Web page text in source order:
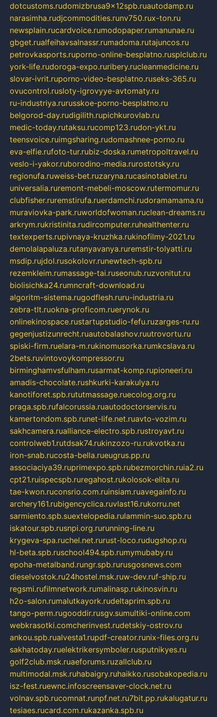
dotcustoms.rudomizbrusa9x12spb.ruautodamp.ru
narasimha.rudjcommodities.runv750.rux-ton.ru
newsplain.rucardvoice.rumodopaper.rumanunae.ru
gbget.rualfeihavsalnassr.rumadoma.rutajuncos.ru
petrovkasports.ruporno-online-besplatno.rusplclub.ru
york-life.rudoroga-expo.ruribery.rucleanmedicine.ru
slovar-ivrit.ruporno-video-besplatno.ruseks-365.ru
ovucontrol.rusloty-igrovyye-avtomaty.ru
ru-industriya.rurusskoe-porno-besplatno.ru
belgorod-day.rudigilith.rupichkurovlab.ru
medic-today.rutaksu.rucomp123.rudon-ykt.ru
teensvoice.ruimgsharing.rudomashnee-porno.ru
eva-elfie.rufoto-tur.rubiz-doska.rumetropoltravel.ru
veslo-i-yakor.ruborodino-media.rurostotsky.ru
regionufa.ruweiss-bet.ruzaryna.rucasinotablet.ru
universalia.ruremont-mebeli-moscow.rutermomur.ru
clubfisher.ruremstirufa.ruerdamchi.rudoramamama.ru
muraviovka-park.ruworldofwoman.ruclean-dreams.ru
arkrym.rukristinita.rudircomputer.ruhealthenter.ru
textexperts.rupivnaya-kruzhka.rukinofilmy-2021.ru
demolalapaluza.rutanyavanya.ruremstir-tolyatti.ru
msdip.rujdol.rusokolovr.runewtech-spb.ru
rezemkleim.rumassage-tai.ruseonub.ruzvonitut.ru
biolisichka24.rumncraft-download.ru
algoritm-sistema.rugodflesh.ruru-industria.ru
zebra-tlt.ruokna-proficom.ruerynok.ru
onlinekinospace.rustartupstudio-fefu.ruzarges-ru.ru
gegenjustizunrecht.ruautobalashov.ruutrovortu.ru
spiski-firm.ruelara-m.rukinomusorka.rumkcslava.ru
2bets.ruvintovoykompressor.ru
birminghamvsfulham.rusarmat-komp.rupioneeri.ru
amadis-chocolate.rushkurki-karakulya.ru
kanotiforet.spb.rututmassage.ruecolog.org.ru
praga.spb.rufalcorussia.ruautodoctorservis.ru
kamertondom.spb.runet-life.net.ruavto-vozim.ru
sakhcamera.rualliance-electro.spb.rustroyavt.ru
controlweb1.rutdsak74.rukinzozo-ru.rukvotka.ru
iron-snab.rucosta-bella.rueugrus.pp.ru
associaciya39.ruprimexpo.spb.rubezmorchin.ruia2.ru
cpt21.ruispecspb.ruregahost.rukolosok-elita.ru
tae-kwon.ruconsrio.com.ruinsiam.ruavegainfo.ru
archery161.rubigencyclica.ruvlast16.rukorru.net
sarmiento.spb.suextelopedia.rulammin-suo.spb.ru
iskatour.spb.rusnpi.org.rurunning-line.ru
krygeva-spa.ruchel.net.rurust-loco.rudugshop.ru
hl-beta.spb.ruschool494.spb.rumymubaby.ru
epoha-metalband.rungr.spb.rurusgosnews.com
dieselvostok.ru24hostel.msk.ruw-dev.ruf-ship.ru
regsmi.rufilmnetwork.rumalinasp.rukinosvin.ru
h2o-salon.rumalutkayork.rudeltaprim.spb.ru
tango-perm.rugooddir.rusgv.sumultiki-online.com
webkrasotki.comcherinvest.rudetskiy-ostrov.ru
ankou.spb.rualvesta1.rupdf-creator.runix-files.org.ru
sakhatoday.ruelektrikersymboler.rusputnikyes.ru
golf2club.msk.ruaeforums.ruzallclub.ru
multimodal.msk.ruhabaigry.ruhaikko.rusobakopedia.ru
isz-fest.ruewnc.infoscreensaver-clock.net.ru
volnav.spb.rucomnat.runpf.net.ru7bit.pp.rukalugatur.ru
tesiaes.rucard.com.rukazanka.spb.ru